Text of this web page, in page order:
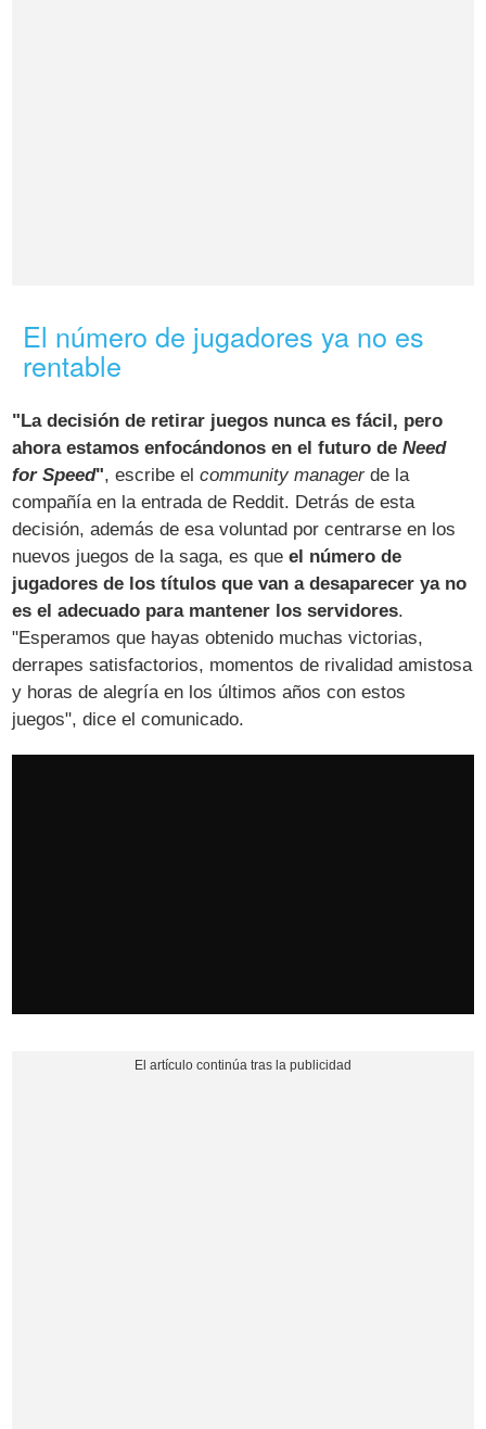
El número de jugadores ya no es
rentable
"La decisión de retirar juegos nunca es fácil, pero
ahora estamos enfocándonos en el futuro deNeed
for Speed", escribe elcommunity managerde la
compañía en la entrada de Reddit. Detrás de esta
decisión, además de esa voluntad por centrarse en los
nuevos juegos de la saga, es queel número de
jugadores de los títulos que van a desaparecer ya no
es el adecuado para mantener los servidores.
"Esperamos que hayas obtenido muchas victorias,
derrapes satisfactorios, momentos de rivalidad amistosa
y horas de alegría en los últimos años con estos
juegos", dice el comunicado.